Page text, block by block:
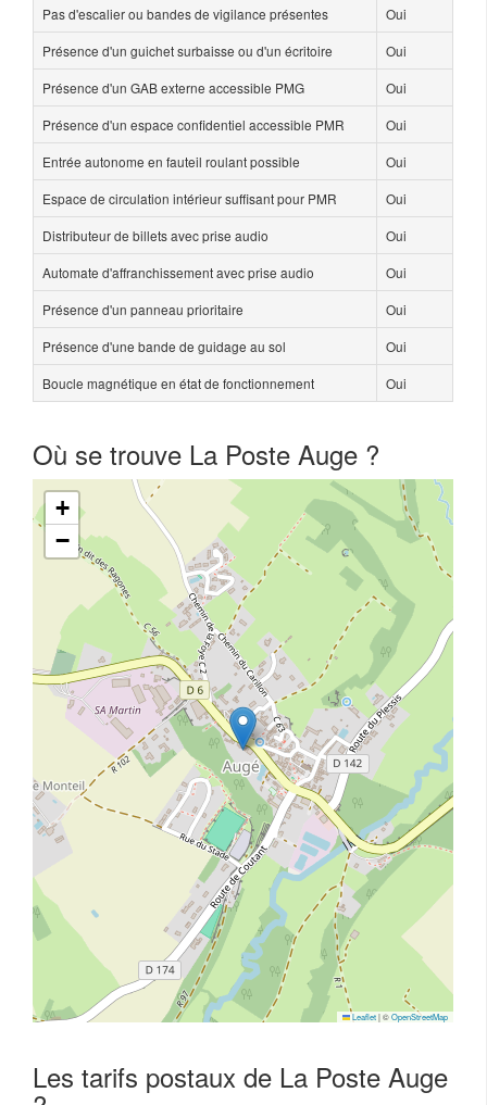
Pas d'escalier ou bandes de vigilance présentes
Oui
Présence d'un guichet surbaisse ou d'un écritoire
Oui
Présence d'un GAB externe accessible PMG
Oui
Présence d'un espace confidentiel accessible PMR
Oui
Entrée autonome en fauteil roulant possible
Oui
Espace de circulation intérieur suffisant pour PMR
Oui
Distributeur de billets avec prise audio
Oui
Automate d'affranchissement avec prise audio
Oui
Présence d'un panneau prioritaire
Oui
Présence d'une bande de guidage au sol
Oui
Boucle magnétique en état de fonctionnement
Oui
Où se trouve La Poste Auge ?
+
−
Leaflet|©OpenStreetMap
Les tarifs postaux de La Poste Auge